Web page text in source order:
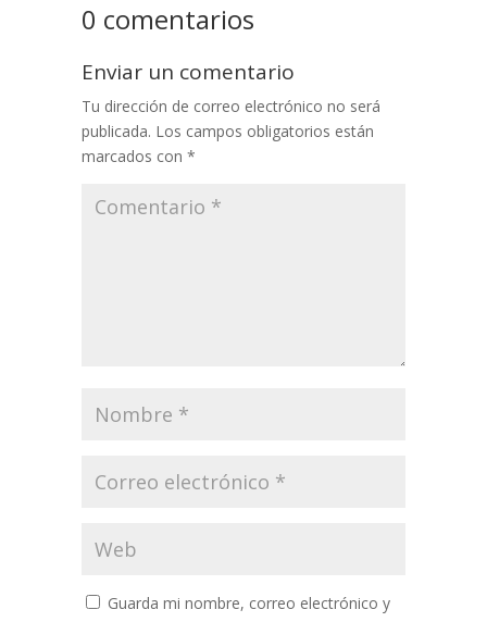
0 comentarios
Enviar un comentario
Tu dirección de correo electrónico no será
publicada. Los campos obligatorios están
marcados con *
Guarda mi nombre, correo electrónico y